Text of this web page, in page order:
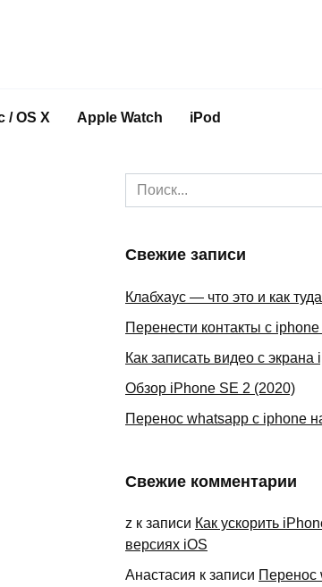
/ OS X Apple Watch iPod
Search
for:
Свежие записи
Клабхаус — что это и как
Перенести контакты с
Как записать видео с экрана
Обзор iPhone SE 2 (2020)
Перенос whatsapp с iphone
Свежие комментарии
z к записи Как ускорить
версиях iOS
Анастасия к записи Перенос